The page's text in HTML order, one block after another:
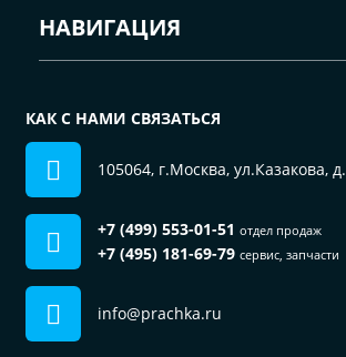
НАВИГАЦИЯ
КАК С НАМИ СВЯЗАТЬСЯ
105064, г.Москва, ул.Казакова,
+7 (499) 553-01-51 отдел продаж
+7 (495) 181-69-79 сервис, запчасти
info@prachka.ru